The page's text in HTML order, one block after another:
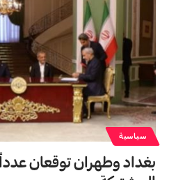
سياسية
بغداد وطهران توقعان